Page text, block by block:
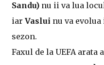
Sandu) nu ii va lua
iar Vaslui nu va
sezon.
Faxul de la UEFA arata